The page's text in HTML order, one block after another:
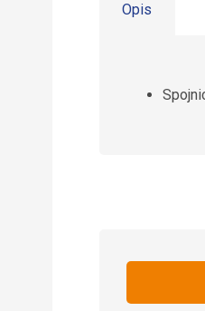
Opis